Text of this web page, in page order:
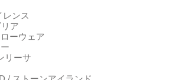
レンス
ア
ーウェア
リーサ